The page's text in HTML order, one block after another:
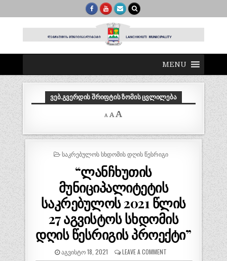
MENU
ᲕᲔᲑ.ᲒᲕᲔᲠᲓᲘᲡ ᲨᲠᲘᲤᲢᲘᲡ ᲖᲝᲛᲘᲡ ᲪᲕᲚᲘᲚᲔᲑᲐ
A
Decrease
font
A Reset
A
size.
POSTED
ᲡᲐᲙᲠᲔᲑᲣᲚᲝᲡ ᲡᲮᲓᲝᲛᲘᲡ ᲓᲦᲘᲡ ᲬᲔᲡᲠᲘᲒᲘ
“ლანჩხუთის
მუნიციპალიტეტის
საკრებულოს 2021 წლის
27 აგვისტოს სხდომის
დღის წესრიგის პროექტი”
ᲐᲒᲕᲘᲡᲢᲝ 18, 2021 LEAVE A COMMENT